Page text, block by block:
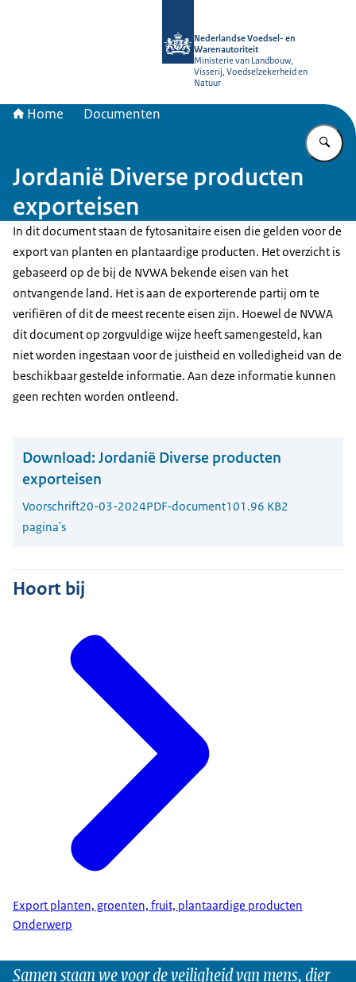
Nederlandse Voedsel- en
Warenautoriteit
Ministerie van Landbouw,
Visserij, Voedselzekerheid en
Natuur
Home Documenten
Jordanië Diverse producten
exporteisen
In dit document staan de fytosanitaire eisen die gelden voor de
export van planten en plantaardige producten. Het overzicht is
gebaseerd op de bij de NVWA bekende eisen van het
ontvangende land. Het is aan de exporterende partij om te
verifiëren of dit de meest recente eisen zijn. Hoewel de NVWA
dit document op zorgvuldige wijze heeft samengesteld, kan
niet worden ingestaan voor de juistheid en volledigheid van de
beschikbaar gestelde informatie. Aan deze informatie kunnen
geen rechten worden ontleend.
Download: Jordanië Diverse producten
exporteisen
Voorschrift20-03-2024PDF-document101.96 KB2
pagina's
Hoort bij
Export planten, groenten, fruit, plantaardige producten
Onderwerp
Samen staan we voor de veiligheid van mens, dier